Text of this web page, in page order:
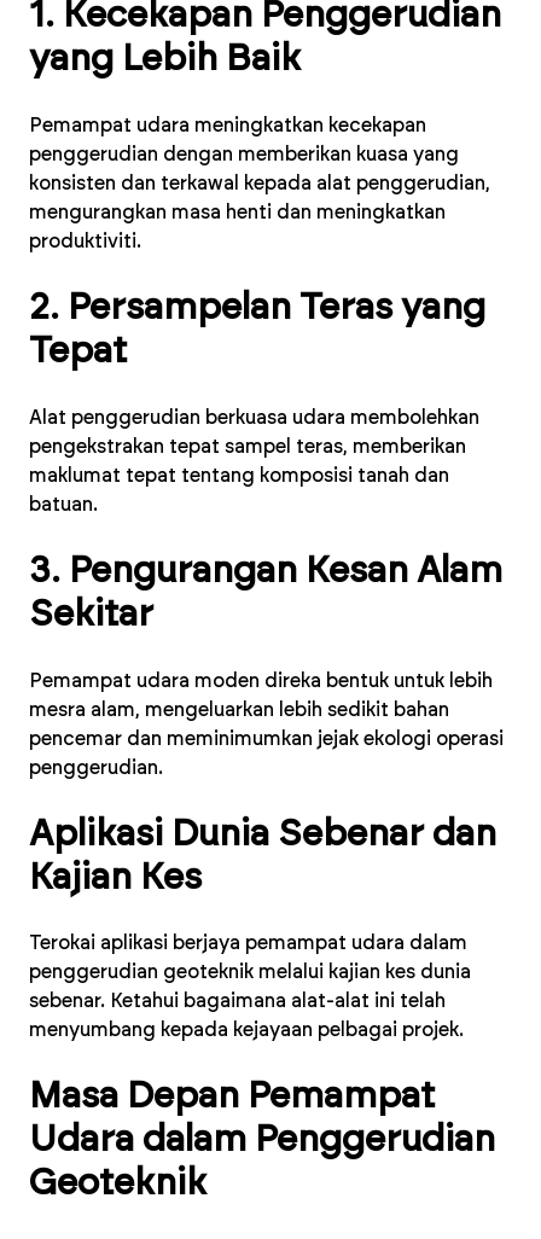
1. Kecekapan Penggerudian
yang Lebih Baik
Pemampat udara meningkatkan kecekapan
penggerudian dengan memberikan kuasa yang
konsisten dan terkawal kepada alat penggerudian,
mengurangkan masa henti dan meningkatkan
produktiviti.
2. Persampelan Teras yang
Tepat
Alat penggerudian berkuasa udara membolehkan
pengekstrakan tepat sampel teras, memberikan
maklumat tepat tentang komposisi tanah dan
batuan.
3. Pengurangan Kesan Alam
Sekitar
Pemampat udara moden direka bentuk untuk lebih
mesra alam, mengeluarkan lebih sedikit bahan
pencemar dan meminimumkan jejak ekologi operasi
penggerudian.
Aplikasi Dunia Sebenar dan
Kajian Kes
Terokai aplikasi berjaya pemampat udara dalam
penggerudian geoteknik melalui kajian kes dunia
sebenar. Ketahui bagaimana alat-alat ini telah
menyumbang kepada kejayaan pelbagai projek.
Masa Depan Pemampat
Udara dalam Penggerudian
Geoteknik